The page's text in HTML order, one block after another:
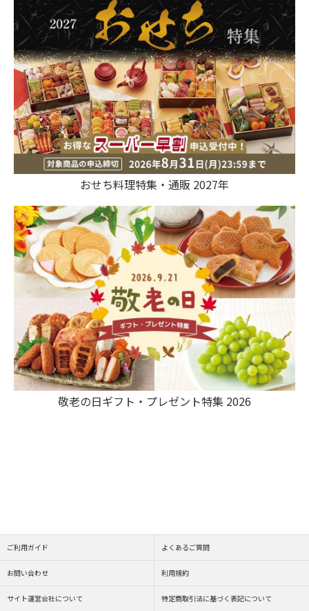
おせち料理特集・通販 2027年
敬老の日ギフト・プレゼント特集 2026
ご利用ガイド よくあるご質問
お問い合わせ 利用規約
サイト運営会社について 特定商取引法に基づく表記について